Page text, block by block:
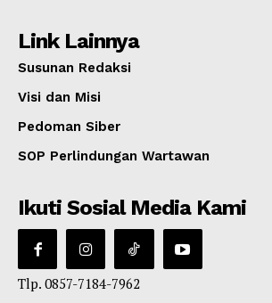
Link Lainnya
Susunan Redaksi
Visi dan Misi
Pedoman Siber
SOP Perlindungan Wartawan
Ikuti Sosial Media Kami
Tlp. 0857-7184-7962